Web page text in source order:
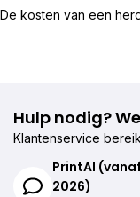
De kosten van een
Hulp nodig?
Klantenservice
PrintAI
2026)